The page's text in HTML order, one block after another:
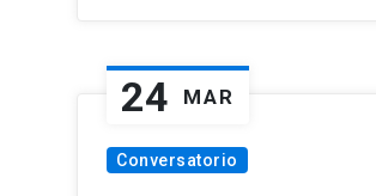
24 MAR
Conversatorio